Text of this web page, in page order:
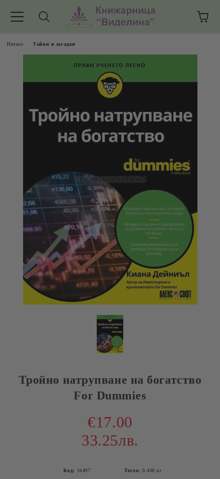
Начало Тайни и загадки
Тройно натрупване на богатство
For Dummies
€17.00
33.25лв.
Код: 16497 Тегло: 0.400 кг